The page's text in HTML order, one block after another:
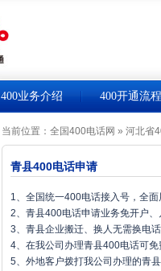
400业务介绍 400开通流程
当前位置： 全国400电话网 » 河北省
青县400电话申请
1、全国统一400电话接入号，全
2、青县400电话申请业务免开户
3、青县企业搬迁、换人无需换电
4、在我公司办理青县400电话可
5、外地客户拨打我公司办理的青